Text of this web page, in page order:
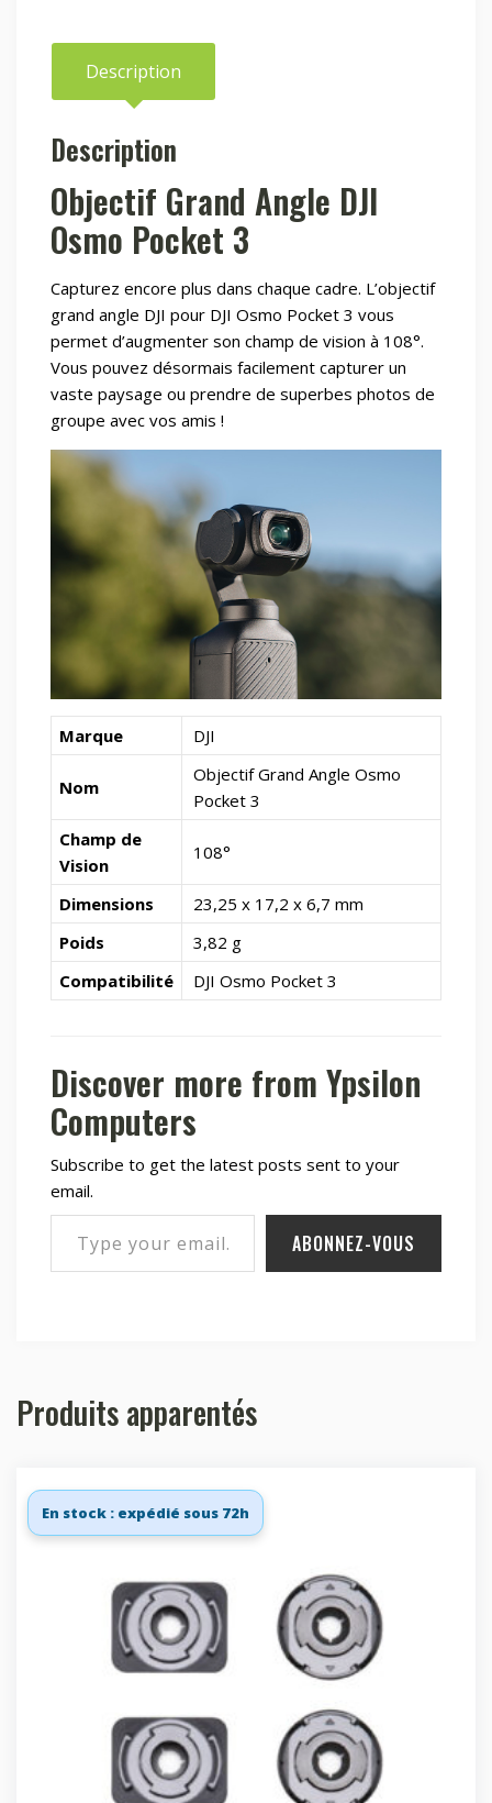
Description
Description
Objectif Grand Angle DJI
Osmo Pocket 3
Capturez encore plus dans chaque cadre. L’objectif
grand angle DJI pour DJI Osmo Pocket 3 vous
permet d’augmenter son champ de vision à 108°.
Vous pouvez désormais facilement capturer un
vaste paysage ou prendre de superbes photos de
groupe avec vos amis !
Marque DJI
Nom
Objectif Grand Angle Osmo
Pocket 3
Champ de
Vision
108°
Dimensions
23,25 x 17,2 x 6,7 mm
Poids
3,82 g
Compatibilité
DJI Osmo Pocket 3
Discover more from Ypsilon
Computers
Subscribe to get the latest posts sent to your
email.
Type your email…
ABONNEZ-VOUS
Produits apparentés
En stock : expédié sous 72h